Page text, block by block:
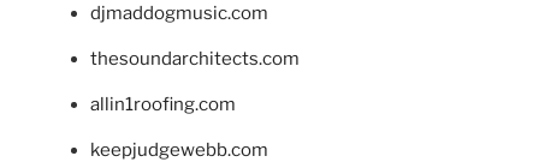
djmaddogmusic.com
thesoundarchitects.com
allin1roofing.com
keepjudgewebb.com